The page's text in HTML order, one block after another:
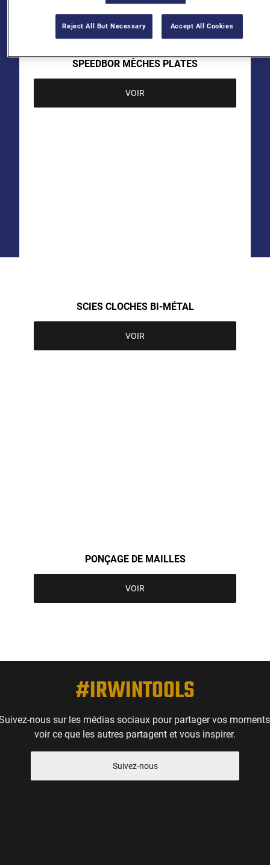
SPEEDBOR MÈCHES PLATES
VOIR
SCIES CLOCHES BI-MÉTAL
VOIR
PONÇAGE DE MAILLES
VOIR
#IRWINTOOLS
nous sur les médias sociaux pour partager vos
voir ce que les autres partagent et vous inspirer.
Suivez-nous
Reject All But Necessary Accept All Cookies